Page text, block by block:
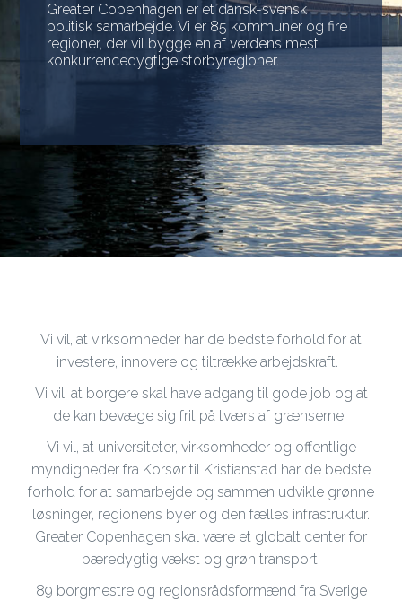
Greater Copenhagen er et dansk-svensk
politisk samarbejde. Vi er 85 kommuner og fire
regioner, der vil bygge en af verdens mest
konkurrencedygtige storbyregioner.
Vi vil, at virksomheder har de bedste forhold for at
investere, innovere og tiltrække arbejdskraft.
Vi vil, at borgere skal have adgang til gode job og at
de kan bevæge sig frit på tværs af grænserne.
Vi vil, at universiteter, virksomheder og offentlige
myndigheder fra Korsør til Kristianstad har de bedste
forhold for at samarbejde og sammen udvikle grønne
løsninger, regionens byer og den fælles infrastruktur.
Greater Copenhagen skal være et globalt center for
bæredygtig vækst og grøn transport.
89 borgmestre og regionsrådsformænd fra Sverige